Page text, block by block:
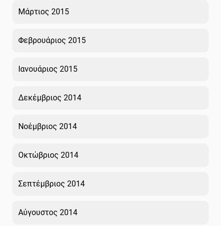
Μάρτιος 2015
Φεβρουάριος 2015
Ιανουάριος 2015
Δεκέμβριος 2014
Νοέμβριος 2014
Οκτώβριος 2014
Σεπτέμβριος 2014
Αύγουστος 2014